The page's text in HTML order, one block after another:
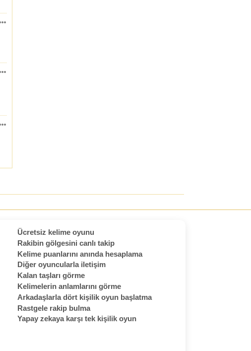
Ücretsiz kelime oyunu
Rakibin gölgesini canlı takip
Kelime puanlarını anında hesaplama
Diğer oyuncularla iletişim
Kalan taşları görme
Kelimelerin anlamlarını görme
Arkadaşlarla dört kişilik oyun başlatma
Rastgele rakip bulma
Yapay zekaya karşı tek kişilik oyun